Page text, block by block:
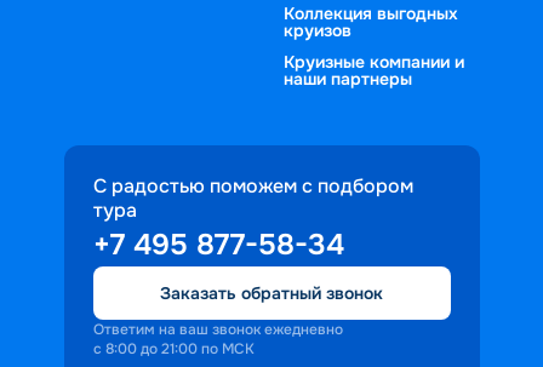
Коллекция выгодных
круизов
Круизные компании и
наши партнеры
С радостью поможем с подбором
тура
+7 495 877-58-34
Заказать обратный звонок
Ответим на ваш звонок ежедневно
с 8:00 до 21:00 по МСК